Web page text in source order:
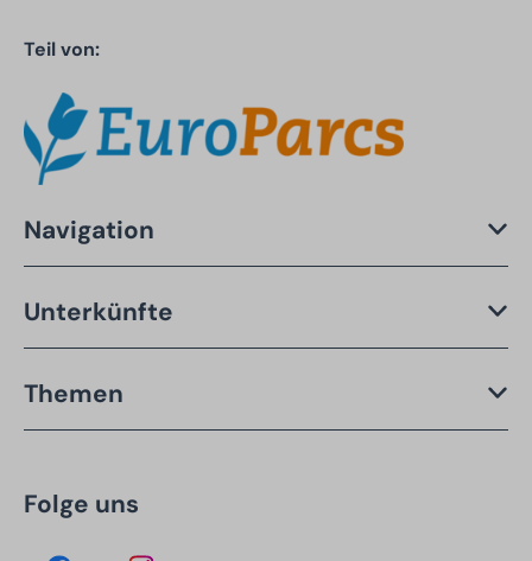
Teil von:
Navigation
Unterkünfte
Themen
Folge uns